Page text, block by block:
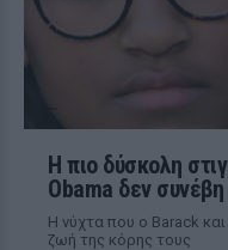
Η πιο δύσκολη
Obama δεν
Η νύχτα που ο Barack
ζωή της κόρης τους